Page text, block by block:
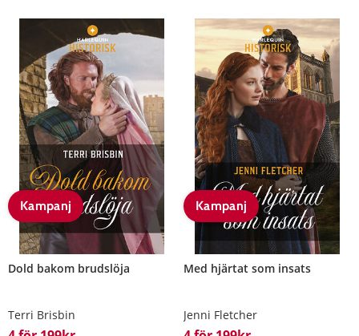
Kampanj
Dold bakom brudslöja
Terri Brisbin
Kampanj
Med hjärtat som insats
Jenni Fletcher